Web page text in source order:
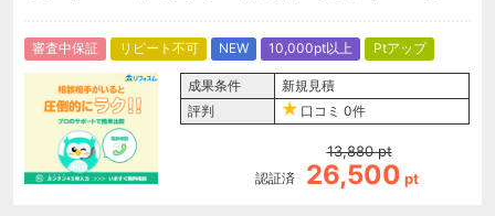
審査中保証 リピート不可 NEW 10,000pt以上 Ptアップ
成果条件
新規見積
評判
口コミ 0件
認証済
13,880 pt
26,500 pt